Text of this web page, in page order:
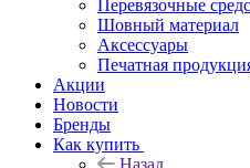
Перевязочные
Шовный материал
Аксессуары
Печатная
Акции
Новости
Бренды
Как купить
Назад